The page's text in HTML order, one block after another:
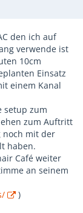
den ich auf
verwende ist
10cm
Einsatz
einem Kanal
setup zum
zum Auftritt
noch mit der
haben.
Café weiter
an seinem
)